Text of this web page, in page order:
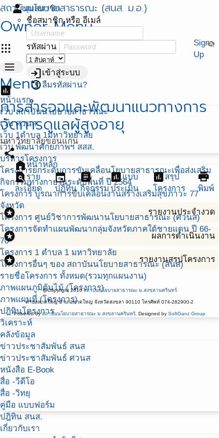
สถาบันนโยบายสาธารณะ (สนส. ม.อ.)
Owner Menu
apps
personมุมสมาชิก
ชื่อสมาชิก หรือ อีเมล์
รหัสผ่าน visibility_off
loginเข้าสู่ระบบ
restoreลืมรหัสผ่าน?
Sign
Up
menu
Menu
หน้าแรก
เว็บ สถาบันนโยบายสาธารณะ
เว็บ ศวนส.
เว็บ 1ตำบล 1มหาวิทยาลัย
เว็บ พัฒนาศักยภาพฯ สสส.
บริหารโครงการ
โครงการยกระดับการขับเคลื่อนโยบายสาธารณะเพื่อส่งเสริม
กิจกรรมทางกายในระดับพื้นที่ ปี 2564
โครงการ บูรณาการขับเคลื่อนงานสร้างเสริมสุขภาวะ 77
จังหวัด
โครงการ ศูนย์วิชาการพัฒนานโยบายสาธารณะ (ศวนส)
โครงการจัดทำแผนพัฒนากลุ่มจังหวัดภาคใต้ชายแดน ปี 66-
70
โครงการ 1 ตำบล 1 มหาวิทยาลัย
โครงการอื่นๆ ของ สถาบันนโยบายสาธารณะ (สนส)
รายชื่อโครงการ ทั้งหมด(รวมทุกแผนงาน)
ภาพแผนภูมิต้นไม้ (โครงการ)
ภาพแผนที่ (โครงการ)
ปฎิทินโครงการ
วิเคราะห์
คลังข้อมูล
ข่าวประชาสัมพันธ์ สนส
ข่าวประชาสัมพันธ์ ศวนส
หนังสือ E-Book
สื่อ -วีดีโอ
สื่อ -วิทยุ
คู่มือ แบบฟอร์ม
ปฎิทิน สนส.
เกี่ยวกับเรา
assessment
การสำรวจและพัฒนาแนวทางการ
จัดการดูแลผู้สูงอายุ
มหาวิทยาลัยขอนแก่น
share
homeหน้าหลัก
find_in_pageราย
ละเอียด
event
ปฏิทิน
assignment
กิจกรรม
assessmentแบบ
ประเมิน
assessmentสรุป
โครงการ
print
พิมพ์
stars รายงานประจำงวด
stars ผลการดำเนินงาน
stars รายงานสรุปโครงการ
@Copyright 2016สถาบันนโยบายสาธารณะ ม.สงขลานครินทร์
ตำบลหาดใหญ่ อำเภอหาดใหญ่ จังหวัดสงขลา 90110 โทรศัพท์ 074-282900-2
Powered byสถาบันนโยบายสาธารณะ ม.สงขลานครินทร์ . Designed by SoftGanz Group